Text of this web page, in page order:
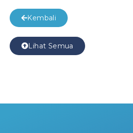
Kembali
Lihat Semua